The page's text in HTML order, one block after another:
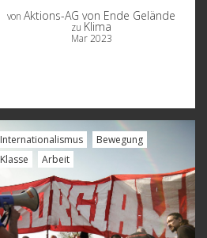
vonAktions-AG von Ende Gelände
zu Klima
Mar 2023
Internationalismus
Bewegung
Klasse
Arbeit